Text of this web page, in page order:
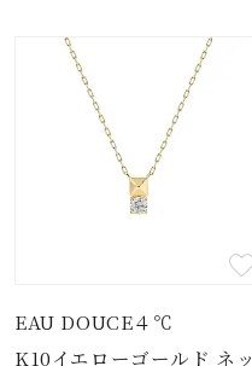
EAU DOUCE４℃
K10イエローゴールド ネッ